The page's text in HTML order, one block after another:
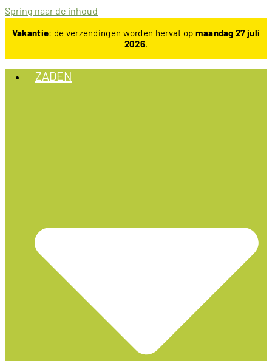
Spring naar de inhoud
Vakantie: de verzendingen worden hervat op maandag 27 juli
2026.
ZADEN